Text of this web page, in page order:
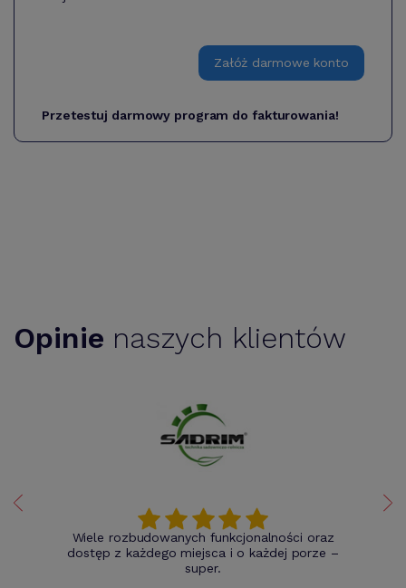
Załóż darmowe konto
Przetestuj darmowy program do fakturowania!
Opinie naszych klientów
Wiele rozbudowanych funkcjonalności oraz
dostęp z każdego miejsca i o każdej porze –
super.